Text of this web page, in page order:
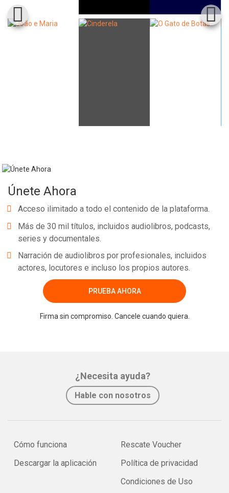
Únete Ahora
Acceso ilimitado a todo el contenido de la plataforma.
Más de 30 mil títulos, incluidos audiolibros, podcasts,
series y documentales.
Narración de audiolibros por profesionales, incluidos
actores, locutores e incluso los propios autores.
PRUEBA AHORA
Firma sin compromiso. Cancele cuando quiera.
¿Necesita ayuda?
Hable con nosotros
Cómo funciona
Descargar la aplicación
Rescate Voucher
Política de privacidad
Condiciones de Uso